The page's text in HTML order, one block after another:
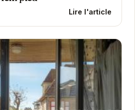
Lire l'article